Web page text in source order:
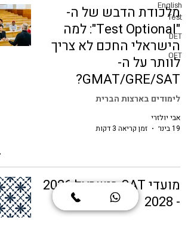
English
Test
DET
OET
מלכודת הדבש של ה-
"Test Optional": למה
הישראלי החכם לא צריך
לוותר על ה-
GMAT/GRE/SAT?
לימודים בארצות הברית
אבי יולזרי
19 בינו׳
זמן קריאה 3 דקות
מועדי SAT בישראל 2026
- 2028